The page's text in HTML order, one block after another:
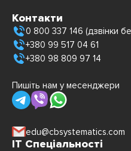
Контакти
0 800 337 146 (дзвінки
+380 99 517 04 61
+380 98 809 97 14
Пишіть нам у месенджери
edu@cbsystematics.com
IT Спеціальності